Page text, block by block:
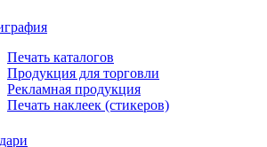
Печать каталогов
Продукция для торговли
Рекламная продукция
Печать наклеек (стикеров)